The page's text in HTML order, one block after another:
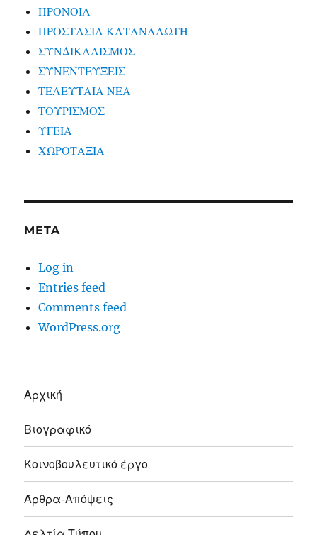
ΠΡΟΝΟΙΑ
ΠΡΟΣΤΑΣΙΑ ΚΑΤΑΝΑΛΩΤΗ
ΣΥΝΔΙΚΑΛΙΣΜΟΣ
ΣΥΝΕΝΤΕΥΞΕΙΣ
ΤΕΛΕΥΤΑΙΑ ΝΕΑ
ΤΟΥΡΙΣΜΟΣ
ΥΓΕΙΑ
ΧΩΡΟΤΑΞΙΑ
META
Log in
Entries feed
Comments feed
WordPress.org
Αρχική
Βιογραφικό
Κοινοβουλευτικό έργο
Άρθρα-Απόψεις